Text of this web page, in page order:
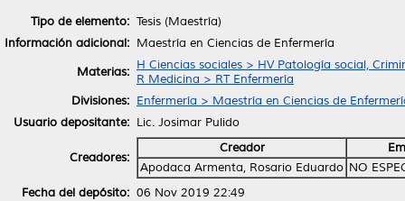
Tipo de elemento: Tesis (Maestría)
Información adicional: Maestría en Ciencias de Enfermería
Materias: H Ciencias sociales > HV Patología social,
R Medicina > RT Enfermería
Divisiones: Enfermería > Maestría en Ciencias de
Usuario depositante: Lic. Josimar Pulido
Creadores:
Creador
Apodaca Armenta, Rosario Eduardo NO
Fecha del depósito: 06 Nov 2019 22:49